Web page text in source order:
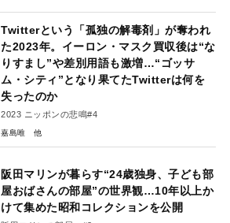
Twitterという「孤独の解毒剤」が奪われ
た2023年。イーロン・マスク買収後は“な
りすまし”や差別用語も激増…“ゴッサ
ム・シティ”となり果てたTwitterは何を
失ったのか
2023 ニッポンの悲鳴#4
嘉島唯
阪田マリンが暮らす“24歳独身、子ども部
屋おばさんの部屋”の世界観…10年以上か
けて集めた昭和コレクションを公開